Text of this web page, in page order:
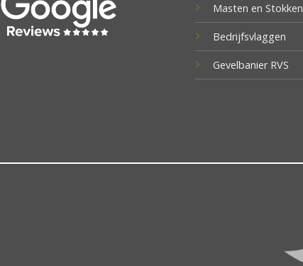
Masten en Stokken
Bedrijfsvlaggen
Gevelbanier RVS